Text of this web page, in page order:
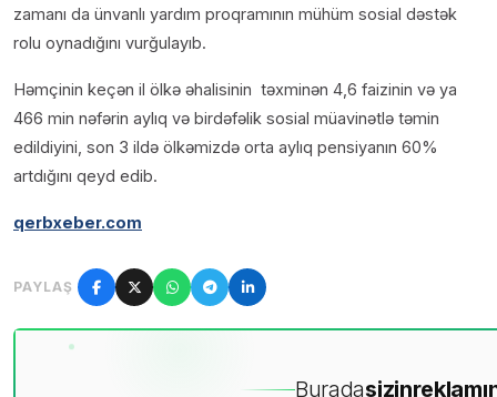
zamanı da ünvanlı yardım proqramının mühüm sosial dəstək
rolu oynadığını vurğulayıb.
Həmçinin keçən il ölkə əhalisinin təxminən 4,6 faizinin və ya
466 min nəfərin aylıq və birdəfəlik sosial müavinətlə təmin
edildiyini, son 3 ildə ölkəmizdə orta aylıq pensiyanın 60%
artdığını qeyd edib.
qerbxeber.com
PAYLAŞ
Buradasizin